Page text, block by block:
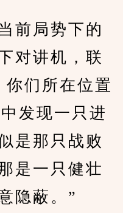
局势下的
对讲机，联
你们所在位置
发现一只进
是那只战败
是一只健壮
隐蔽。”